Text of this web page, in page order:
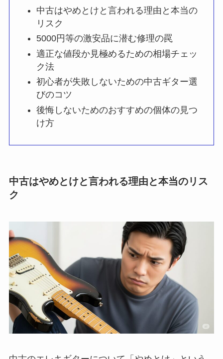
中古はやめとけと言われる理由と本当の
リスク
5000円等の激安品に潜む修理の罠
適正な値段か見極めるための相場チェッ
ク法
初心者が失敗しないための中古ギター選
びのコツ
後悔しないためのおすすめの個体の見つ
け方
中古はやめとけと言われる理由と本当のリス
ク